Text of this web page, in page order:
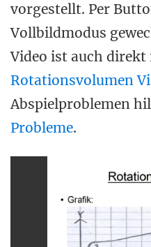
vorgestellt. Per
Vollbildmodus
Video ist auch direkt
Rotationsvolumen
Abspielproblemen
Probleme.